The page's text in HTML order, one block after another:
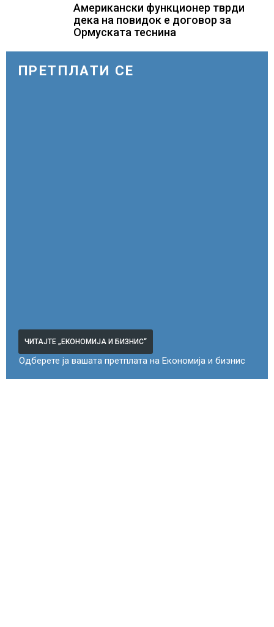
загинувањето на десетмината
прилепски бранители
Американски функционер тврди
дека на повидок е договор за
Ормуската теснина
ПРЕТПЛАТИ СЕ
ЧИТАЈТЕ „ЕКОНОМИЈА И БИЗНИС“
Одберете ја вашата претплата на Економија и бизнис